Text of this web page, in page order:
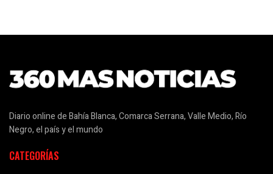
Diario online de Bahía Blanca, Comarca Serrana, Valle Medio, Río
Negro, el país y el mundo
CATEGORÍAS